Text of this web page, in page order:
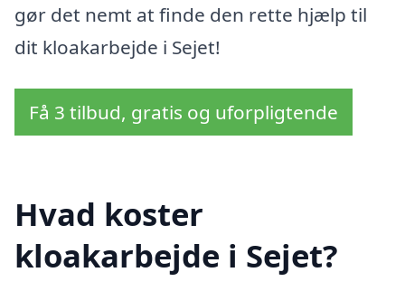
gør det nemt at finde den rette hjælp til
dit kloakarbejde i Sejet!
Få 3 tilbud, gratis og uforpligtende
Hvad koster
kloakarbejde i Sejet?